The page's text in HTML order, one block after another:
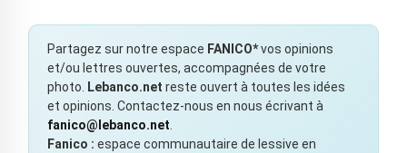
Partagez sur notre espace FANICO*vos opinions
et/ou lettres ouvertes, accompagnées de votre
photo.
Lebanco.net reste ouvert à toutes les idées
et opinions. Contactez-nous en nous écrivant à
fanico@lebanco.net
Fanico : espace communautaire de lessive en